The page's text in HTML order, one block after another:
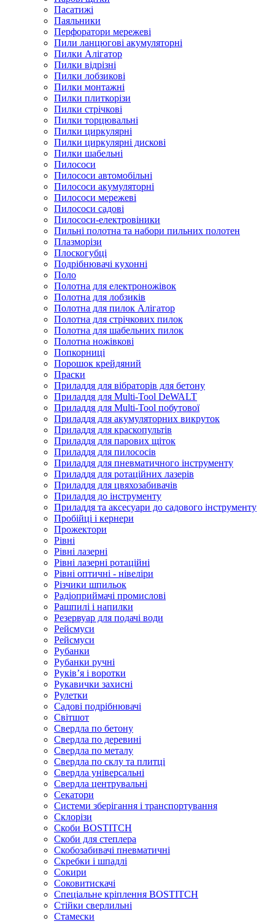
Пасатижі
Паяльники
Перфоратори мережеві
Пили ланцюгові акумуляторні
Пилки Алігатор
Пилки відрізні
Пилки лобзикові
Пилки монтажні
Пилки плиткорізи
Пилки стрічкові
Пилки торцювальні
Пилки циркулярні
Пилки циркулярні дискові
Пилки шабельні
Пилососи
Пилососи автомобільні
Пилососи акумуляторні
Пилососи мережеві
Пилососи садові
Пилососи-електровіники
Пильні полотна та набори пильних полотен
Плазморізи
Плоскогубці
Подрібнювачі кухонні
Поло
Полотна для електроножівок
Полотна для лобзиків
Полотна для пилок Алігатор
Полотна для стрічкових пилок
Полотна для шабельних пилок
Полотна ножівкові
Попкорниці
Порошок крейдяний
Праски
Приладдя для вібраторів для бетону
Приладдя для Multi-Tool DeWALT
Приладдя для Multi-Tool побутової
Приладдя для акумуляторних викруток
Приладдя для краскопультів
Приладдя для парових щіток
Приладдя для пилососів
Приладдя для пневматичного інструменту
Приладдя для ротаційних лазерів
Приладдя для цвяхозабивачів
Приладдя до інструменту
Приладдя та аксесуари до садового інструменту
Пробійці і кернери
Прожектори
Рівні
Рівні лазерні
Рівні лазерні ротаційні
Рівні оптичні - нівеліри
Різчики шпильок
Радіоприймачі промислові
Рашпилі і напилки
Резервуар для подачі води
Рейсмуси
Рейсмуси
Рубанки
Рубанки ручні
Руківʼя і воротки
Рукавички захисні
Рулетки
Садові подрібнювачі
Світшот
Свердла по бетону
Свердла по деревині
Свердла по металу
Свердла по склу та плитці
Свердла універсальні
Свердла центрувальні
Секатори
Системи зберігання і транспортування
Склорізи
Скоби BOSTITCH
Скоби для степлера
Скобозабивачі пневматичні
Скребки і шпадлі
Сокири
Соковитискачі
Спеціальне кріплення BOSTITCH
Стійки сверлильні
Стамески